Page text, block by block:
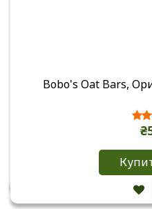
Bobo's Oat Bars,